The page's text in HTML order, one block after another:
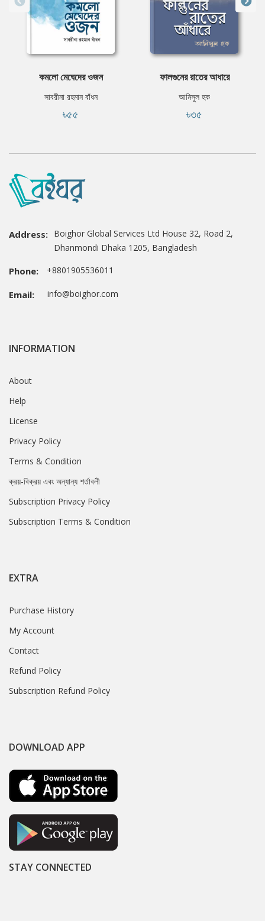
কমলো মেঘেদের ওজন
সাবরীনা রহমান বাঁধন
৳৫৫
ফালগুনের রাতের আধারে
আনিসুল হক
৳৩৫
Address: Boighor Global Services Ltd House 32, Road 2,
Dhanmondi Dhaka 1205, Bangladesh
Phone: +8801905536011
Email: info@boighor.com
INFORMATION
About
Help
License
Privacy Policy
Terms & Condition
ক্রয়-বিক্রয় এবং অন্যান্য শর্তাবলী
Subscription Privacy Policy
Subscription Terms & Condition
EXTRA
Purchase History
My Account
Contact
Refund Policy
Subscription Refund Policy
DOWNLOAD APP
STAY CONNECTED